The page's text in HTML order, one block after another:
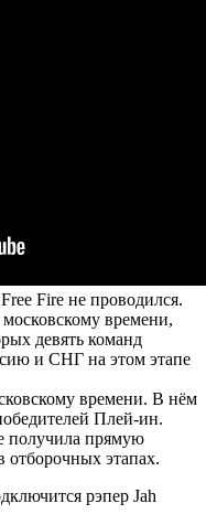
Fire не проводился.
времени,
девять команд
и СНГ на этом этапе
времени. В нём
Плей-ин.
получила прямую
отборочных этапах.